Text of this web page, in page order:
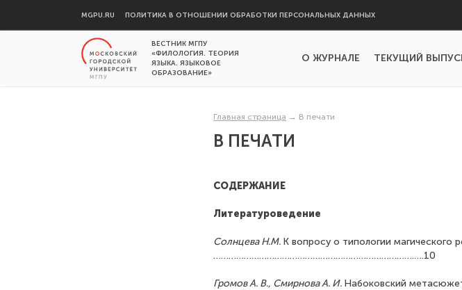
MGPU.RU ПОЛИТИКА В ОТНОШЕНИИ ОБРАБОТКИ ПЕРСОНАЛЬНЫХ ДАННЫХ
ВЕСТНИК МГПУ
«ФИЛОЛОГИЯ. ТЕОРИЯ
ЯЗЫКА. ЯЗЫКОВОЕ
ОБРАЗОВАНИЕ»
О ЖУРНАЛЕ ТЕКУЩИЙ
Главная страница → В печати
В ПЕЧАТИ
СОДЕРЖАНИЕ
Литературоведение
Солнцева Н.М. К вопросу о типологии магического
…………………………………………………………………….….10
Громов А. В., Смирнова А. И. Набоковский